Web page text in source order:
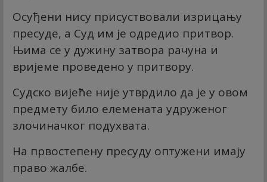
Осуђени нису присуствовали изрицању
пресуде, а Суд им је одредио притвор.
Њима се у дужину затвора рачуна и
вријеме проведено у притвору.
Судско вијеће није утврдило да је у овом
предмету било елемената удруженог
злочиначког подухвата.
На првостепену пресуду оптужени имају
право жалбе.